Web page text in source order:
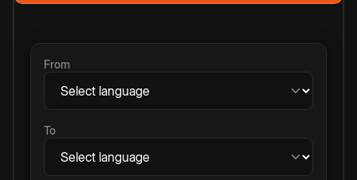
From
To